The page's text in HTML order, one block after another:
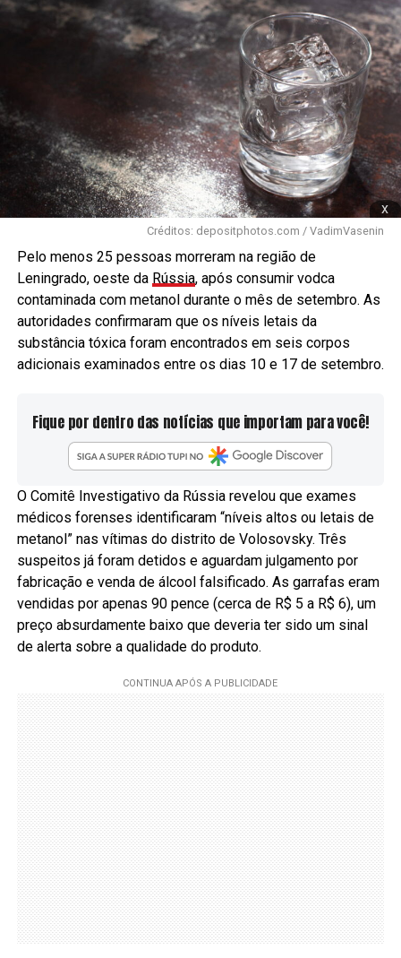
x
Créditos: depositphotos.com / VadimVasenin
Pelo menos 25 pessoas morreram na região de
Leningrado, oeste da Rússia, após consumir vodca
contaminada com metanol durante o mês de setembro. As
autoridades confirmaram que os níveis letais da
substância tóxica foram encontrados em seis corpos
adicionais examinados entre os dias 10 e 17 de setembro.
Fique por dentro das notícias que importam para você!
O Comitê Investigativo da Rússia revelou que exames
médicos forenses identificaram “níveis altos ou letais de
metanol” nas vítimas do distrito de Volosovsky. Três
suspeitos já foram detidos e aguardam julgamento por
fabricação e venda de álcool falsificado. As garrafas eram
vendidas por apenas 90 pence (cerca de R$ 5 a R$ 6), um
preço absurdamente baixo que deveria ter sido um sinal
de alerta sobre a qualidade do produto.